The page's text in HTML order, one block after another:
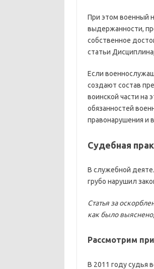
При этом военный
выдержанности,
собственное
статьи
Если
создают состав
воинской части на
обязанностей
правонарушения и
Судебная
В служебной
грубо нарушил
Статья за
как было
Рассмотрим
В 2011 году судья